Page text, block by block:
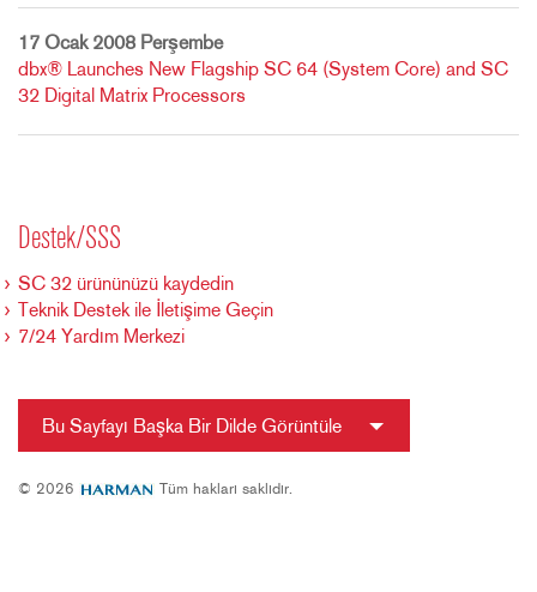
17 Ocak 2008 Perşembe
dbx® Launches New Flagship SC 64 (System Core) and SC
32 Digital Matrix Processors
Destek/SSS
SC 32 ürününüzü kaydedin
Teknik Destek ile İletişime Geçin
7/24 Yardım Merkezi
Bu Sayfayı Başka Bir Dilde Görüntüle
© 2026 Tüm hakları saklıdır.